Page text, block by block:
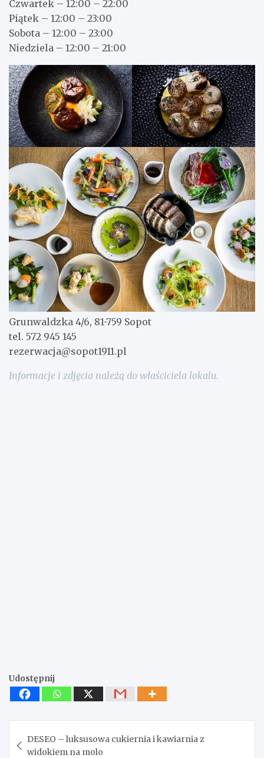
Czwartek – 12:00 – 22:00
Piątek – 12:00 – 23:00
Sobota – 12:00 – 23:00
Niedziela – 12:00 – 21:00
Grunwaldzka 4/6, 81-759 Sopot
tel. 572 945 145
rezerwacja@sopot1911.pl
Informacje i zdjęcia należą do właściciela lokalu.
Udostępnij
wpisu
DESEO – luksusowa cukiernia i kawiarnia z
widokiem na molo